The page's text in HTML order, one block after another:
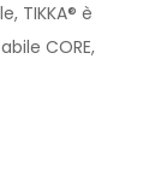
TIKKA® è
CORE,